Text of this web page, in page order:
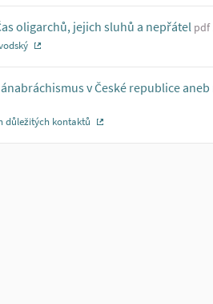
oligarchů, jejich sluhů a nepřátel pdf
v České republice aneb
důležitých kontaktů